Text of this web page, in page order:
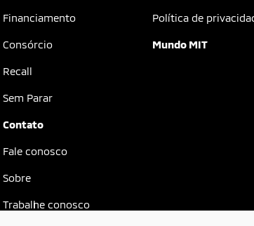
Financiamento
Consórcio
Recall
Sem Parar
Contato
Fale conosco
Sobre
Trabalhe conosco
Política de
Mundo MIT